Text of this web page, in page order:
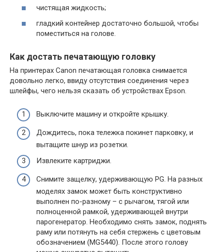
чистящая жидкость;
гладкий контейнер достаточно большой, чтобы
поместиться на голове.
Как достать печатающую головку
На принтерах Canon печатающая головка снимается
довольно легко, ввиду отсутствия соединения через
шлейфы, чего нельзя сказать об устройствах Epson.
Выключите машину и откройте крышку.
Дождитесь, пока тележка покинет парковку, и
вытащите шнур из розетки.
Извлеките картриджи.
Снимите защелку, удерживающую PG. На разных
моделях замок может быть конструктивно
выполнен по-разному – с рычагом, тягой или
полноценной рамкой, удерживающей внутри
парогенератор. Необходимо снять замок, поднять
раму или потянуть на себя стержень с цветовым
обозначением (MG5440). После этого голову